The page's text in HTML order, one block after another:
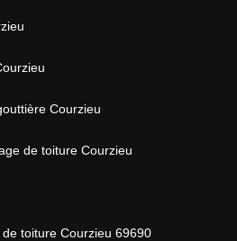
Courzieu
de toiture Courzieu
toiture Courzieu 69690